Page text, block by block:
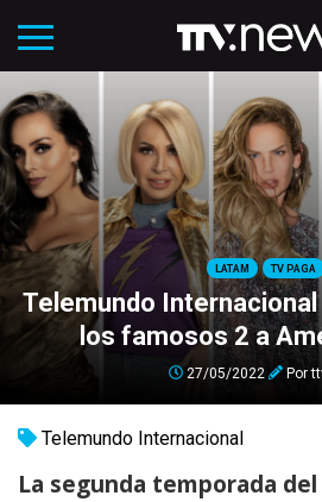
LATAM TV PAGA
Telemundo Internacional
los famosos 2 a
27/05/2022 Por
Telemundo Internacional
La segunda temporada